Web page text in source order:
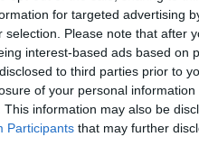
for targeted advertising
selection. Please note that after
interest-based ads based on
to third parties prior to
of your personal
This information may also be
Participants that may further